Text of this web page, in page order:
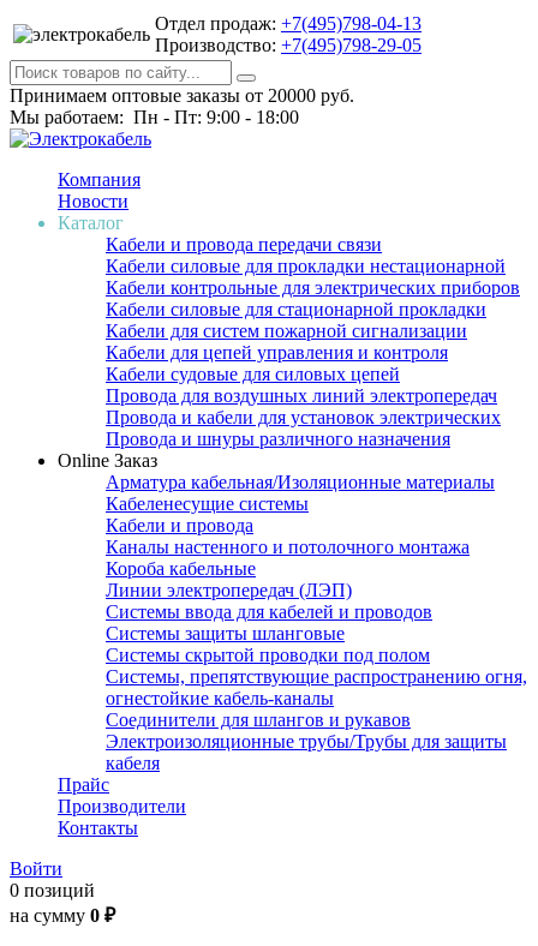
Отдел продаж: +7(495)798-04-13
Производство: +7(495)798-29-05
Принимаем оптовые заказы от 20000 руб.
Мы работаем: Пн - Пт: 9:00 - 18:00
Компания
Новости
Каталог
Кабели и провода передачи связи
Кабели силовые для прокладки нестационарной
Кабели контрольные для электрических приборов
Кабели силовые для стационарной прокладки
Кабели для систем пожарной сигнализации
Кабели для цепей управления и контроля
Кабели судовые для силовых цепей
Провода для воздушных линий электропередач
Провода и кабели для установок электрических
Провода и шнуры различного назначения
Online Заказ
Арматура кабельная/Изоляционные материалы
Кабеленесущие системы
Кабели и провода
Каналы настенного и потолочного монтажа
Короба кабельные
Линии электропередач (ЛЭП)
Системы ввода для кабелей и проводов
Системы защиты шланговые
Системы скрытой проводки под полом
Системы, препятствующие распространению огня,
огнестойкие кабель-каналы
Соединители для шлангов и рукавов
Электроизоляционные трубы/Трубы для защиты
кабеля
Прайс
Производители
Контакты
Войти
0 позиций
на сумму 0 ₽